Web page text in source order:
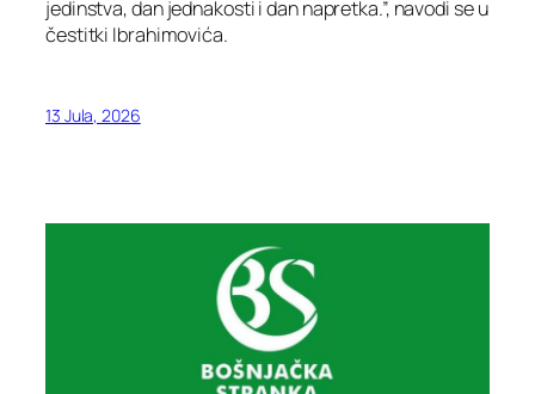
jedinstva, dan jednakosti i dan napretka.”, navodi se u
čestitki Ibrahimovića.
13 Jula, 2026